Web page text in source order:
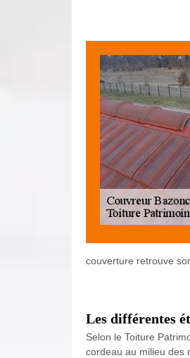
couverture retrouve
Les différentes
Selon le Toiture
cordeau au milieu des